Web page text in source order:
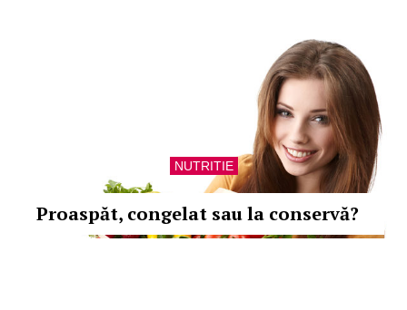
NUTRITIE
Proaspăt, congelat sau la conservă?